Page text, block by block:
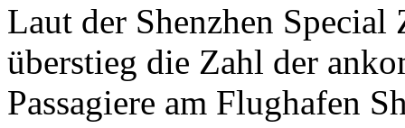
Laut der Shenzhen
überstieg die Zahl der
Passagiere am Flughafen